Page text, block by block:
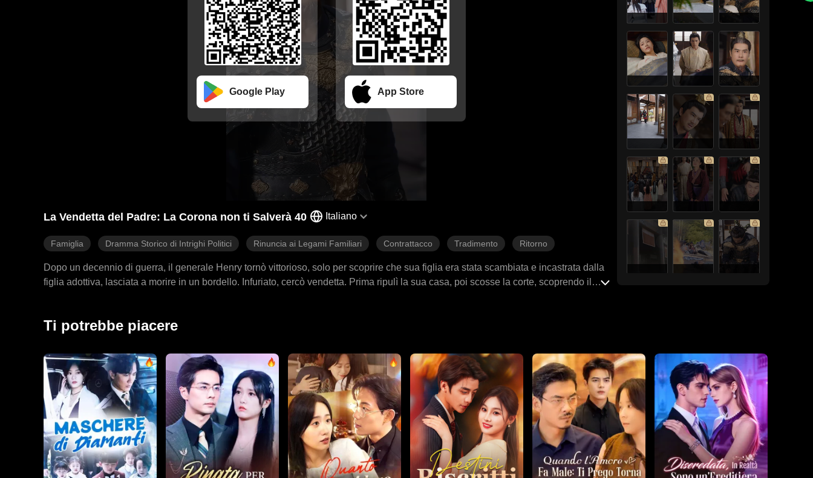
Google Play App Store
La Vendetta del Padre: La Corona non ti Salverà 40 Italiano
Famiglia Dramma Storico di Intrighi Politici Rinuncia ai Legami Familiari Contrattacco Tradimento Ritorno
Dopo un decennio di guerra, il generale Henry tornò vittorioso, solo per scoprire che sua figlia era stata scambiata e incastrata dalla
figlia adottiva, lasciata a morire in un bordello. Infuriato, cercò vendetta. Prima ripulì la sua casa, poi scosse la corte, scoprendo il
Ti potrebbe piacere